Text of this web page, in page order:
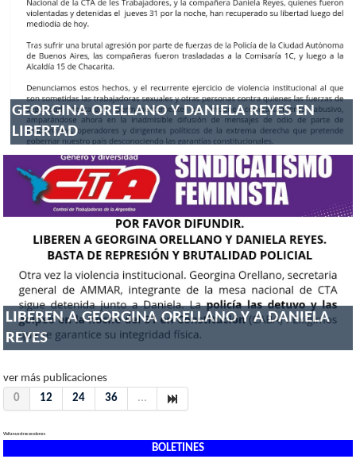
GEORGINA ORELLANO Y DANIELA REYES EN
LIBERTAD
LIBEREN A GEORGINA ORELLANO Y A DANIELA
REYES
ver más publicaciones
0
12 24 36 ...
Visita nuestras secciones
BOLETINES